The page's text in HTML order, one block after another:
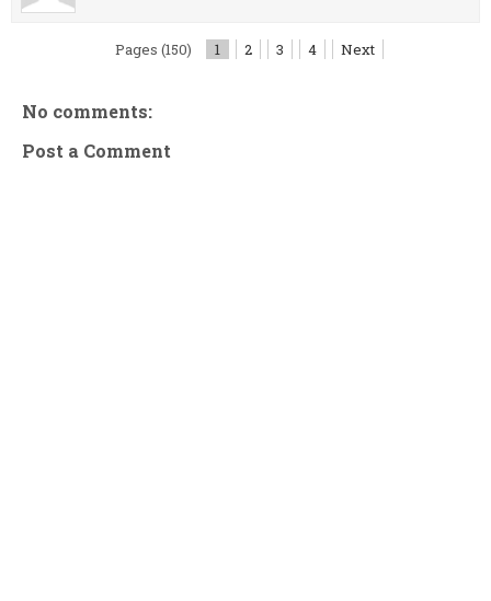
Pages (150) 1 2 3 4 Next
No comments:
Post a Comment